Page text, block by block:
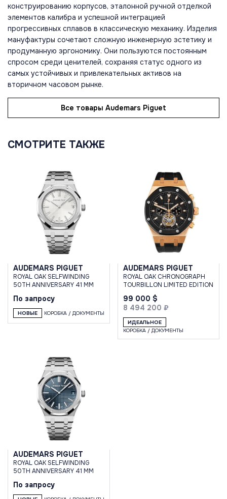
конструированию корпусов, эталонной ручной отделкой
элементов калибра и успешной интеграцией
прогрессивных сплавов в классическую механику. Изделия
мануфактуры сочетают сложную инженерную эстетику и
продуманную эргономику. Они пользуются постоянным
спросом среди ценителей, сохраняя статус одного из
самых устойчивых и привлекательных активов на
вторичном часовом рынке.
Все товары Audemars Piguet
СМОТРИТЕ ТАКЖЕ
AUDEMARS PIGUET
ROYAL OAK SELFWINDING
50TH ANNIVERSARY 41 MM
По запросу
НОВЫЕ КОРОБКА / ДОКУМЕНТЫ
AUDEMARS PIGUET
ROYAL OAK CHRONOGRAPH
TOURBILLON LIMITED EDITION
99 000 $
8 494 200 ₽
ИДЕАЛЬНОЕ
КОРОБКА / ДОКУМЕНТЫ
AUDEMARS PIGUET
ROYAL OAK SELFWINDING
50TH ANNIVERSARY 41 MM
По запросу